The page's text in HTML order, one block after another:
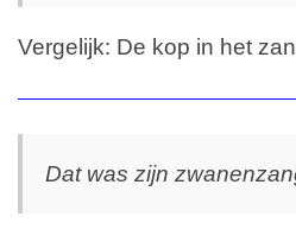
Vergelijk: De kop in het
Dat was zijn